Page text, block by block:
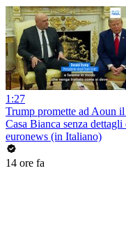
1:27
Trump promette ad Aoun
Casa Bianca senza dettagli
euronews (in Italiano)
14 ore fa